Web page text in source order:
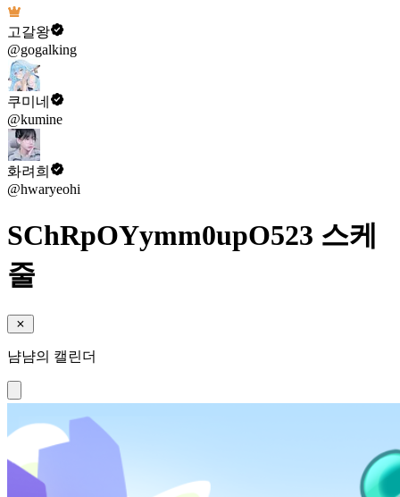
고갈왕
@gogalking
쿠미네
@kumine
화려희
@hwaryeohi
SChRpOYymm0upO523 스케
줄
냠냠의 캘린더